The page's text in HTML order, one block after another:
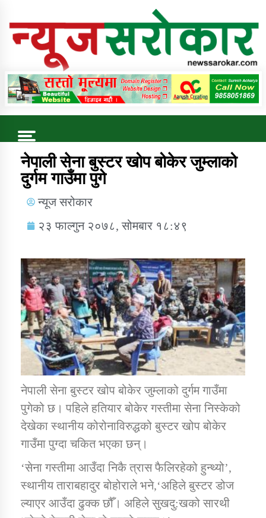
Online News Portal
Trending Now
कुषि बिकास कार्यालय जुम्ला सुचना सन्देश
डिभिजन कार्यालय जुम्लाको सुचना सन्देश
कर्णाली प्रविधि शिक्षालय जुम्लाको सुचना
सामाजिक बिकास कार्यालय जुम्लाकाे सुचना
नेपाली सेना बुस्टर खोप बोकेर जुम्लाको
दुर्गम गाउँमा पुगे
न्यूज सरोकार
२३ फाल्गुन २०७८, सोमबार १८:४९
नेपाली सेना बुस्टर खोप बोकेर जुम्लाको दुर्गम गाउँमा
पुगेको छ। पहिले हतियार बोकेर गस्तीमा सेना निस्केको
देखेका स्थानीय कोरोनाविरुद्धको बुस्टर खोप बोकेर
गाउँमा पुग्दा चकित भएका छन्।
‘सेना गस्तीमा आउँदा निकै त्रास फैलिरहेको हुन्थ्यो’,
स्थानीय ताराबहादुर बोहोराले भने,‘अहिले बुस्टर डोज
ल्याएर आउँदा ढुक्क छौँ। अहिले सुखदु:खको सारथी